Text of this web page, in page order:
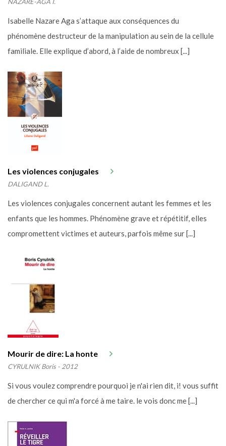
Isabelle Nazare Aga s’attaque aux conséquences du
phénomène destructeur de la manipulation au sein de la cellule
familiale. Elle explique d’abord, à l’aide de nombreux [...]
Les violences conjugales
DALIGAND L.
Les violences conjugales concernent autant les femmes et les
enfants que les hommes. Phénomène grave et répétitif, elles
compromettent victimes et auteurs, parfois même sur [...]
Mourir de dire: La honte
CYRULNIK Boris - 2012
Si vous voulez comprendre pourquoi je n'ai rien dit, i! vous suffit
de chercher ce qui m'a forcé à me taire. le vois donc me [...]